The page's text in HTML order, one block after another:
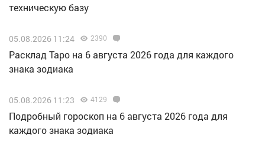
техническую базу
05.08.2026 11:24 2390
Расклад Таро на 6 августа 2026 года для каждого
знака зодиака
05.08.2026 11:23 4129
Подробный гороскоп на 6 августа 2026 года для
каждого знака зодиака